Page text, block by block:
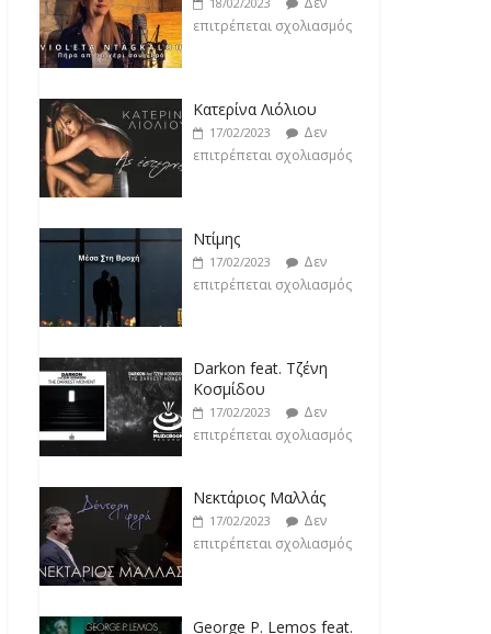
επιτρέπεται σχολιασμός
επιτρέπεται σχολιασμός
17/02/2023
Δεν
επιτρέπεται σχολιασμός
επιτρέπεται σχολιασμός